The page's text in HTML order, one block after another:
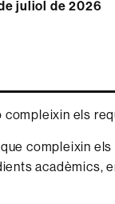
de juliol de 2026
compleixin els
compleixin
acadèmics,